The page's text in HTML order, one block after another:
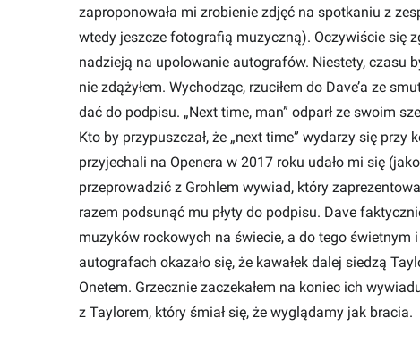
zaproponowała mi zrobienie zdjęć na spotkaniu z
wtedy jeszcze fotografią muzyczną). Oczywiście się
nadzieją na upolowanie autografów. Niestety, czasu
nie zdążyłem. Wychodząc, rzuciłem do Dave’a ze
dać do podpisu. „Next time, man” odparł ze swoim
Kto by przypuszczał, że „next time” wydarzy się
przyjechali na Openera w 2017 roku udało mi się
przeprowadzić z Grohlem wywiad, który
razem podsunąć mu płyty do podpisu. Dave
muzyków rockowych na świecie, a do tego
autografach okazało się, że kawałek dalej siedzą
Onetem. Grzecznie zaczekałem na koniec ich
z Taylorem, który śmiał się, że wyglądamy jak bracia.